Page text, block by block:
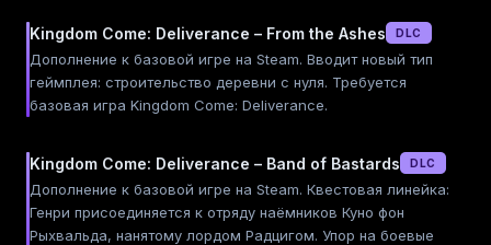
Kingdom Come: Deliverance – From the Ashes DLC
Дополнение к базовой игре на Steam. Вводит новый тип
геймплея: строительство деревни с нуля. Требуется
базовая игра Kingdom Come: Deliverance.
Kingdom Come: Deliverance – Band of Bastards DLC
Дополнение к базовой игре на Steam. Квестовая линейка:
Генри присоединяется к отряду наёмников Куно фон
Рыхвальда, нанятому лордом Радцигом. Упор на боевые